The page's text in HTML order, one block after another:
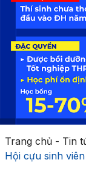
Trang chủ- Tin
Hội cựu sinh